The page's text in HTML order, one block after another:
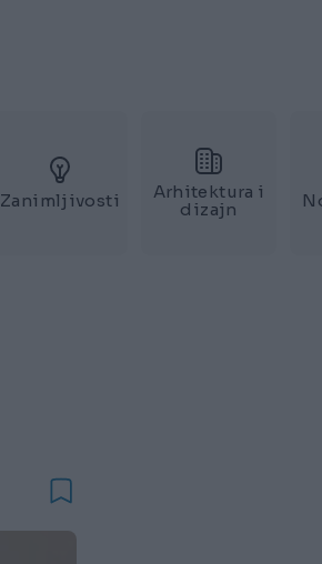
Zanimljivosti
Arhitektura i
dizajn